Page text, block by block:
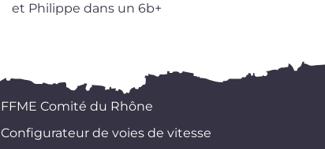
et Philippe dans un 6b+
FFME Comité du Rhône
Configurateur de voies de vitesse